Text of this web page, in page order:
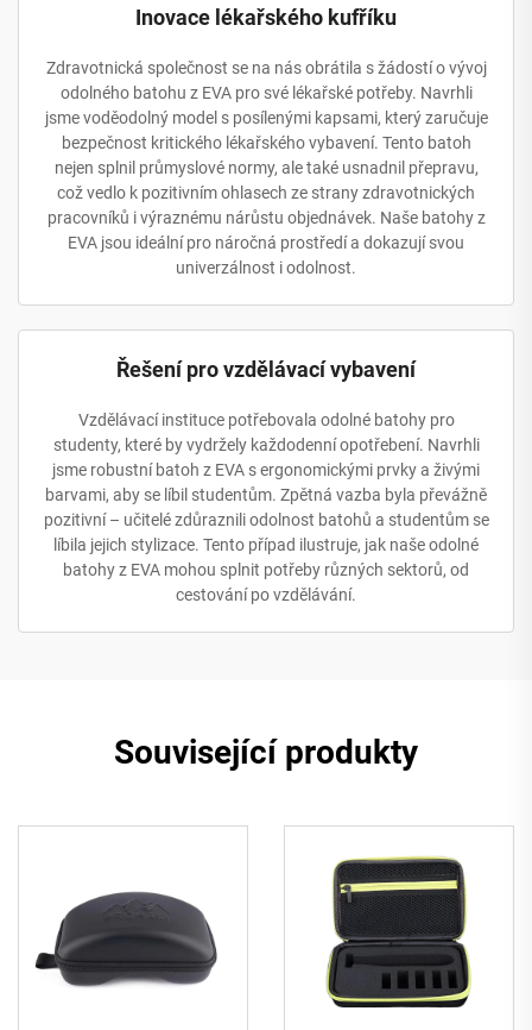
Inovace lékařského kufříku
Zdravotnická společnost se na nás obrátila s žádostí o vývoj
odolného batohu z EVA pro své lékařské potřeby. Navrhli
jsme voděodolný model s posílenými kapsami, který zaručuje
bezpečnost kritického lékařského vybavení. Tento batoh
nejen splnil průmyslové normy, ale také usnadnil přepravu,
což vedlo k pozitivním ohlasech ze strany zdravotnických
pracovníků i výraznému nárůstu objednávek. Naše batohy z
EVA jsou ideální pro náročná prostředí a dokazují svou
univerzálnost i odolnost.
Řešení pro vzdělávací vybavení
Vzdělávací instituce potřebovala odolné batohy pro
studenty, které by vydržely každodenní opotřebení. Navrhli
jsme robustní batoh z EVA s ergonomickými prvky a živými
barvami, aby se líbil studentům. Zpětná vazba byla převážně
pozitivní – učitelé zdůraznili odolnost batohů a studentům se
líbila jejich stylizace. Tento případ ilustruje, jak naše odolné
batohy z EVA mohou splnit potřeby různých sektorů, od
cestování po vzdělávání.
Související produkty